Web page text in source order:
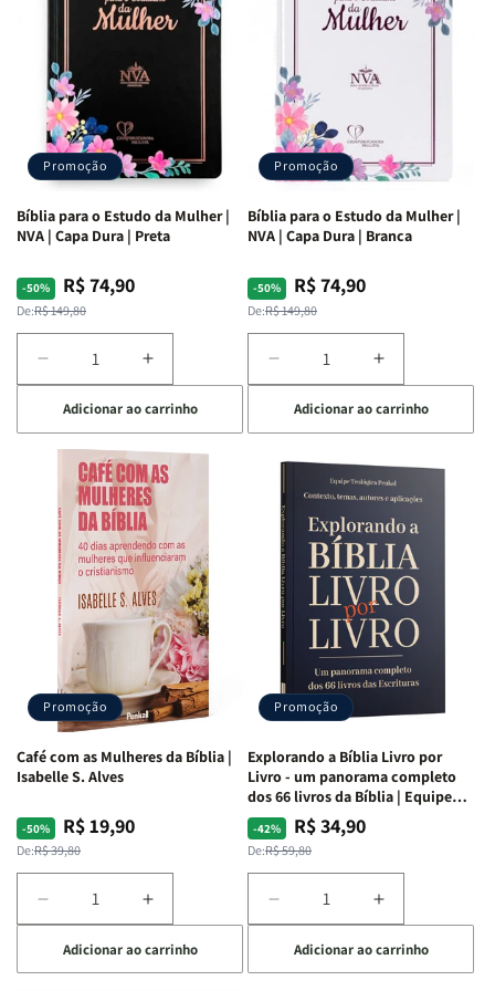
Promoção
Bíblia para o Estudo da Mulher |
NVA | Capa Dura | Preta
-50%
Preço
normal
De:R$ 149,80
Preço
promocional
R$ 74,90
Diminuir
a
quantidade
de
Bíblia
para
Estudo
da
Mulher
NVA
Capa
Dura
|
Preta
Aumentar
a
quantidade
de
Bíblia
para
o
Estudo
da
Mulher
|
NVA
|
Capa
Dura
|
Adicionar ao carrinho
Promoção
Bíblia para o Estudo da Mulher |
NVA | Capa Dura | Branca
-50%
Preço
normal
De:R$ 149,80
Preço
promocional
R$ 74,90
Diminuir
a
quantidade
de
Bíblia
o
Estudo
da
Mulher
NVA
Capa
Dura
|
Aumentar
a
quantidade
de
Bíblia
para
o
Estudo
Mulher
|
NVA
|
Capa
Dura
|
Adicionar ao carrinho
Promoção
Café com as Mulheres da Bíblia |
Isabelle S. Alves
-50%
Preço
normal
De:R$ 39,80
Preço
promocional
R$ 19,90
Diminuir
a
quantidade
de
Aumentar
a
quantidade
de
Adicionar ao carrinho
Promoção
Explorando a Bíblia Livro por
Livro - um panorama completo
dos 66 livros da Bíblia | Equipe
teológica Penkal
-42%
Preço
normal
De:R$ 59,80
Preço
promocional
R$ 34,90
Diminuir
a
quantidade
de
Aumentar
a
quantidade
de
Adicionar ao carrinho